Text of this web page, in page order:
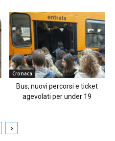
Cronaca
Bus, nuovi percorsi e ticket
agevolati per under 19